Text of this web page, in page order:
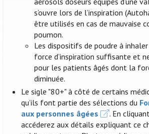
s’ouvre lors de l’inspiration
être utilisés en cas de mauvaise
poumon.
Les dispositifs de poudre à
force d’inspiration suffisante et
pour les patients âgés dont la
diminuée.
Le sigle "80+" à côté de certains
qu’ils font partie des sélections du
aux personnes âgées
. En
accéderez aux détails expliquant ce